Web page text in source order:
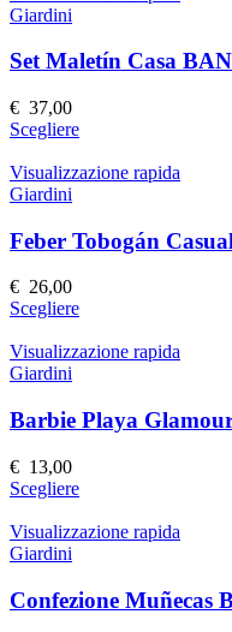
Le
scelte
nella
pagina
prodotto
Giardini
Set Maletín Casa BANDAI
€ 37,00
ScegliereQuesto
ha
Le
opzioni
scelte
nella
pagina
prodotto
Visualizzazione rapida
Giardini
Feber Tobogán
€ 26,00
ScegliereQuesto
ha
Le
opzioni
scelte
nella
pagina
prodotto
Visualizzazione rapida
Giardini
Barbie Playa
€ 13,00
ScegliereQuesto
ha
Le
opzioni
Visualizzazione rapida
Giardini
Confezione Muñecas